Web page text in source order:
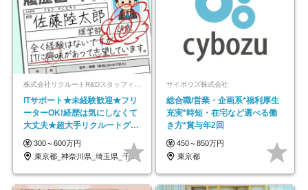
株式会社リクルートR&Dスタッフィング【リクルートグループ】
ITサポート★未経験歓迎★フリ
ーターOK!経歴は気にしなくて
大丈夫★超大手リクルートグル
ープの正社員/sg
300～600万円
東京都_神奈川県_埼玉県_千葉県_大阪府…
サイボウズ株式会社
総合職/営業・企画系*福利厚生
充実*時短・在宅など選べる働
き方*賞与年2回
450～850万円
東京都